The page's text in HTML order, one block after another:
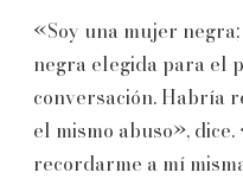
«Soy una mujer
negra elegida para el
conversación. Habría
el mismo abuso»,
recordarme a mí